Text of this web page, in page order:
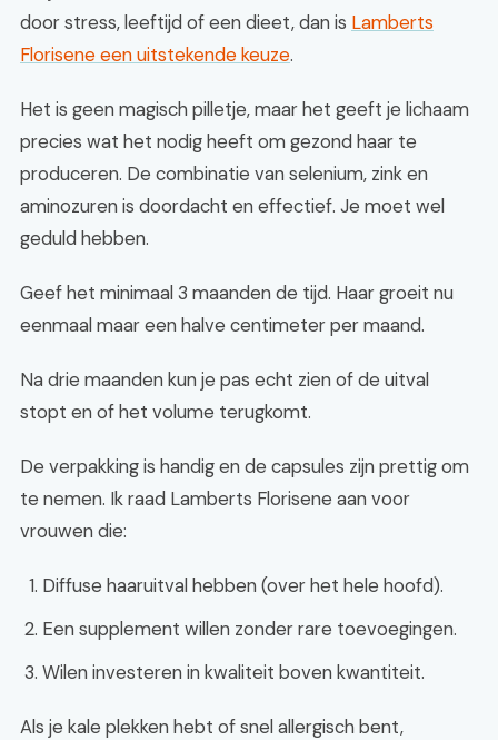
door stress, leeftijd of een dieet, dan is Lamberts
Florisene een uitstekende keuze.
Het is geen magisch pilletje, maar het geeft je lichaam
precies wat het nodig heeft om gezond haar te
produceren. De combinatie van selenium, zink en
aminozuren is doordacht en effectief. Je moet wel
geduld hebben.
Geef het minimaal 3 maanden de tijd. Haar groeit nu
eenmaal maar een halve centimeter per maand.
Na drie maanden kun je pas echt zien of de uitval
stopt en of het volume terugkomt.
De verpakking is handig en de capsules zijn prettig om
te nemen. Ik raad Lamberts Florisene aan voor
vrouwen die:
Diffuse haaruitval hebben (over het hele hoofd).
Een supplement willen zonder rare toevoegingen.
Wilen investeren in kwaliteit boven kwantiteit.
Als je kale plekken hebt of snel allergisch bent,